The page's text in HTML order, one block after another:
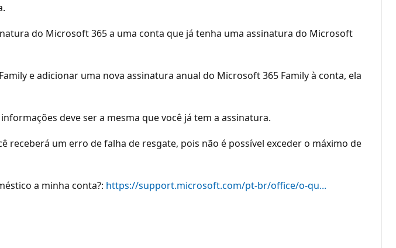
do Microsoft 365 a uma conta que já tenha uma assinatura do Microsoft
e adicionar uma nova assinatura anual do Microsoft 365 Family à conta, ela
deve ser a mesma que você já tem a assinatura.
um erro de falha de resgate, pois não é possível exceder o máximo de
a minha conta?: https://support.microsoft.com/pt-br/office/o-qu...